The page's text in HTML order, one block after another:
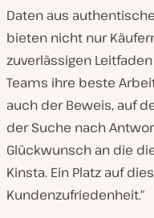
Daten aus
bieten nicht nur
zuverlässigen
Teams ihre beste
auch der Beweis, auf
der Suche nach
Glückwunsch an die
Kinsta. Ein Platz auf
Kundenzufriedenheit.“